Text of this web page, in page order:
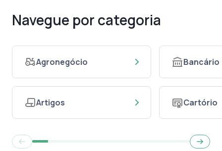
Navegue por categoria
Agronegócio
Artigos
Bancário
Cartório